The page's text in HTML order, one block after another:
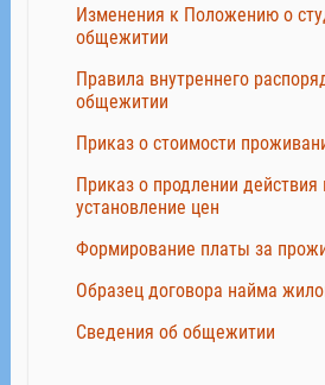
Изменения к Положению о
общежитии
Правила внутреннего
общежитии
Приказ о стоимости
Приказ о продлении действия
установление цен
Формирование платы за
Образец договора найма
Сведения об общежитии